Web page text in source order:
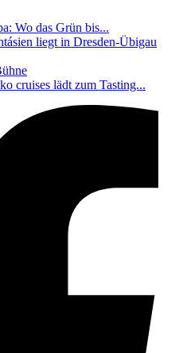
Wo das Grün bis...
liegt in Dresden-Übigau
cruises lädt zum Tasting...